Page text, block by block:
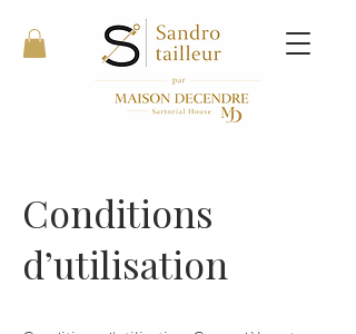
Conditions
d’utilisation